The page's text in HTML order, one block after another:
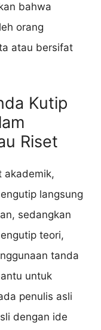
bahwa
orang
atau bersifat
Kutip
Riset
akademik,
langsung
sedangkan
teori,
tanda
untuk
penulis asli
dengan ide